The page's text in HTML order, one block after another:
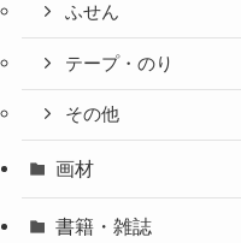
ふせん
テープ・のり
その他
画材
書籍・雑誌